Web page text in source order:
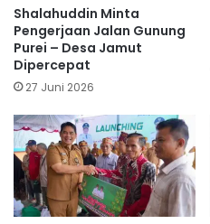
Shalahuddin Minta
Pengerjaan Jalan Gunung
Purei – Desa Jamut
Dipercepat
27 Juni 2026